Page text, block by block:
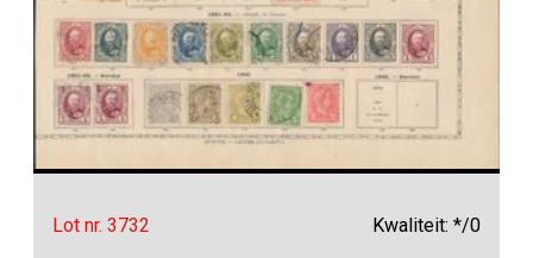
Lot nr. 3732 Kwaliteit: */0